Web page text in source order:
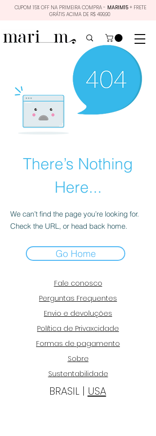
CUPOM 15% OFF NA PRIMEIRA COMPRA - MARIM15+ FRETE
GRÁTIS ACIMA DE R$ 499,90
There’s Nothing
Here...
We can’t find the page you’re looking for.
Check the URL, or head back home.
Go Home
Fale conosco
Perguntas Frequentes
Envio e devoluções
Política de Privaxcidade
Formas de pagamento
Sobre
Sustentabilidade
BRASIL | USA